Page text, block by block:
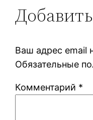
Ваш адрес email
Обязательные
Комментарий *